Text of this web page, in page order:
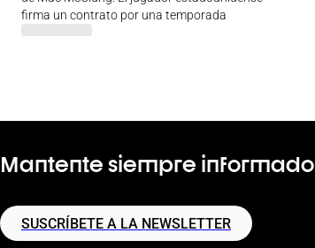
firma un contrato por una temporada
Mantente siempre informado
SUSCRÍBETE A LA NEWSLETTER